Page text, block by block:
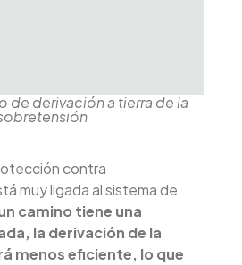
de derivación a tierra de la
contra
muy ligada al sistema de
camino tiene una
la derivación de la
menos eficiente, lo que